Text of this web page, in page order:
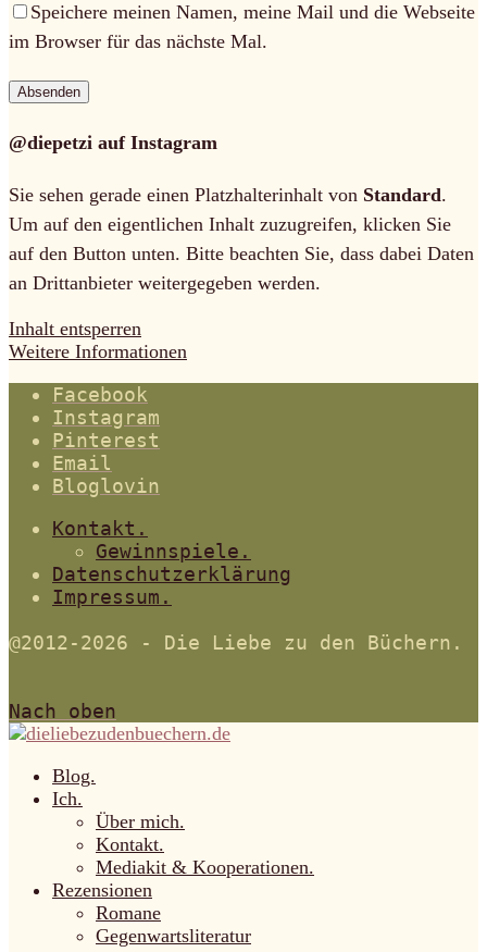
Speichere meinen Namen, meine Mail und die Webseite
im Browser für das nächste Mal.
@diepetzi auf Instagram
Sie sehen gerade einen Platzhalterinhalt von Standard.
Um auf den eigentlichen Inhalt zuzugreifen, klicken Sie
auf den Button unten. Bitte beachten Sie, dass dabei Daten
an Drittanbieter weitergegeben werden.
Inhalt entsperren
Weitere Informationen
Facebook
Instagram
Pinterest
Email
Bloglovin
Kontakt.
Gewinnspiele.
Datenschutzerklärung
Impressum.
@2012-2026 - Die Liebe zu den Büchern.
Nach oben
Blog.
Ich.
Über mich.
Kontakt.
Mediakit & Kooperationen.
Rezensionen
Romane
Gegenwartsliteratur